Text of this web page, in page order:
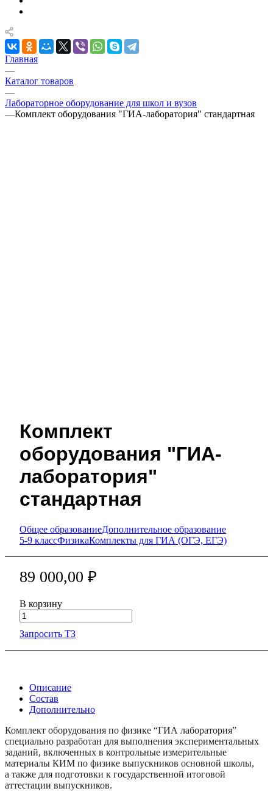
Главная
—
Каталог товаров
—
Лабораторное оборудование для школ и вузов
—Комплект оборудования "ГИА-лаборатория" стандартная
Комплект
оборудования "ГИА-
лаборатория"
стандартная
Общее образованиеДополнительное образование
5-9 классФизикаКомплекты для ГИА (ОГЭ, ЕГЭ)
89 000,00 ₽
В корзину
Запросить ТЗ
Описание
Состав
Дополнительно
Комплект оборудования по физике “ГИА лаборатория”
специально разработан для выполнения экспериментальных
заданий, включенных в контрольные измерительные
материалы КИМ по физике выпускников основной школы,
а также для подготовки к государственной итоговой
аттестации выпускников.